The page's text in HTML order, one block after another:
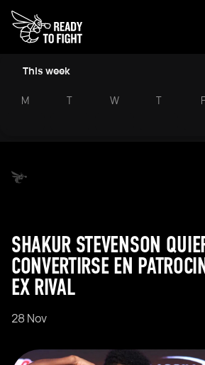
This week
M T W T
SHAKUR STEVENSON
CONVERTIRSE EN
EX RIVAL
28 Nov